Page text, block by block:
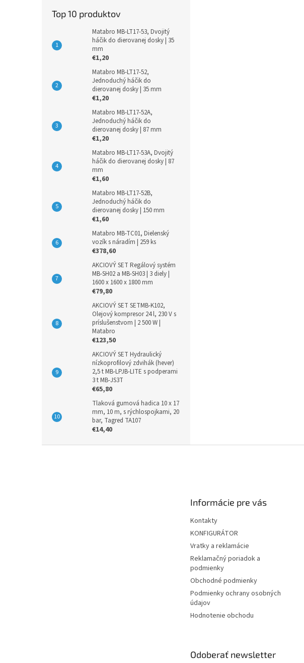
Top 10 produktov
Matabro MB-LT17-53, Dvojitý
háčik do dierovanej dosky | 35
mm
€1,20
Matabro MB-LT17-52,
Jednoduchý háčik do
dierovanej dosky | 35 mm
€1,20
Matabro MB-LT17-52A,
Jednoduchý háčik do
dierovanej dosky | 87 mm
€1,20
Matabro MB-LT17-53A, Dvojitý
háčik do dierovanej dosky | 87
mm
€1,60
Matabro MB-LT17-52B,
Jednoduchý háčik do
dierovanej dosky | 150 mm
€1,60
Matabro MB-TC01, Dielenský
vozík s náradím | 259 ks
€378,60
AKCIOVÝ SET Regálový systém
MB-SH02 a MB-SH03 | 3 diely |
1600 x 1600 x 1800 mm
€79,80
AKCIOVÝ SET SETMB-K102,
Olejový kompresor 24 l, 230 V s
príslušenstvom | 2 500 W |
Matabro
€123,50
AKCIOVÝ SET Hydraulický
nízkoprofilový zdvihák (hever)
2,5 t MB-LPJB-LITE s podperami
3 t MB-JS3T
€65,80
Tlaková gumová hadica 10 x 17
mm, 10 m, s rýchlospojkami, 20
bar, Tagred TA107
€14,40
Informácie pre vás
Kontakty
KONFIGURÁTOR
Vratky a reklamácie
Reklamačný poriadok a
podmienky
Obchodné podmienky
Podmienky ochrany osobných
údajov
Hodnotenie obchodu
Odoberať newsletter